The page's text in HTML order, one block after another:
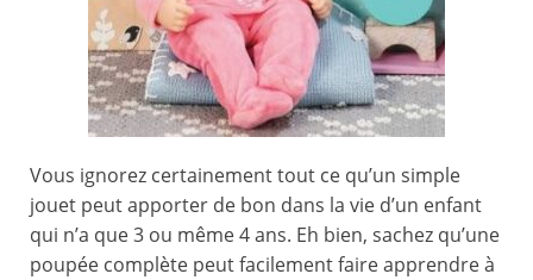
Vous ignorez certainement tout ce qu’un simple
jouet peut apporter de bon dans la vie d’un enfant
qui n’a que 3 ou même 4 ans. Eh bien, sachez qu’une
poupée complète peut facilement faire apprendre à